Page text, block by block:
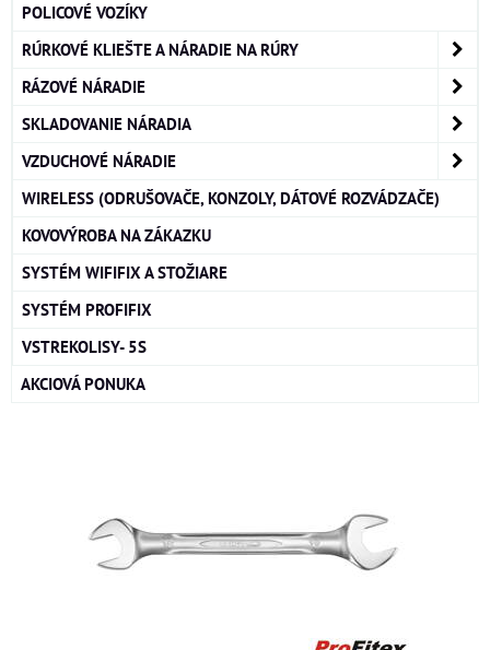
POLICOVÉ VOZÍKY
RÚRKOVÉ KLIEŠTE A NÁRADIE NA RÚRY
RÁZOVÉ NÁRADIE
SKLADOVANIE NÁRADIA
VZDUCHOVÉ NÁRADIE
WIRELESS (ODRUŠOVAČE, KONZOLY, DÁTOVÉ ROZVÁDZAČE)
KOVOVÝROBA NA ZÁKAZKU
SYSTÉM WIFIFIX A STOŽIARE
SYSTÉM PROFIFIX
VSTREKOLISY- 5S
AKCIOVÁ PONUKA